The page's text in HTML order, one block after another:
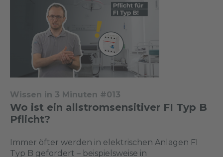
Wissen in 3 Minuten #013
Wo ist ein allstromsensitiver FI Typ B
Pflicht?
Immer öfter werden in elektrischen Anlagen FI
Typ B gefordert – beispielsweise in